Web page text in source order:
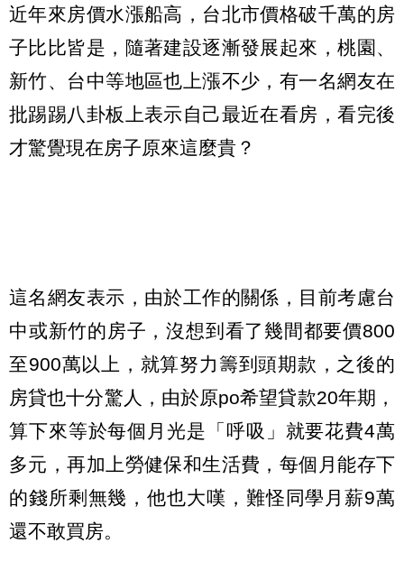
近年來房價水漲船高，台北市價格破千萬的房
子比比皆是，隨著建設逐漸發展起來，桃園、
新竹、台中等地區也上漲不少，有一名網友在
批踢踢八卦板上表示自己最近在看房，看完後
才驚覺現在房子原來這麼貴？
這名網友表示，由於工作的關係，目前考慮台
中或新竹的房子，沒想到看了幾間都要價800
至900萬以上，就算努力籌到頭期款，之後的
房貸也十分驚人，由於原po希望貸款20年期，
算下來等於每個月光是「呼吸」就要花費4萬
多元，再加上勞健保和生活費，每個月能存下
的錢所剩無幾，他也大嘆，難怪同學月薪9萬
還不敢買房。